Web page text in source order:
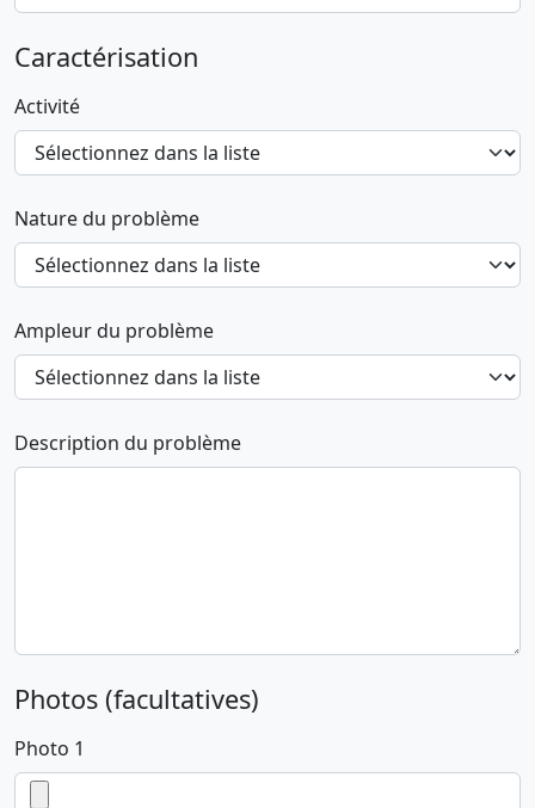
Caractérisation
Activité
Nature du problème
Ampleur du problème
Description du problème
Photos (facultatives)
Photo 1